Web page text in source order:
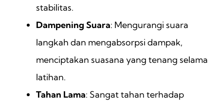
stabilitas.
Dampening Suara: Mengurangi suara
langkah dan mengabsorpsi dampak,
menciptakan suasana yang tenang selama
latihan.
Tahan Lama: Sangat tahan terhadap